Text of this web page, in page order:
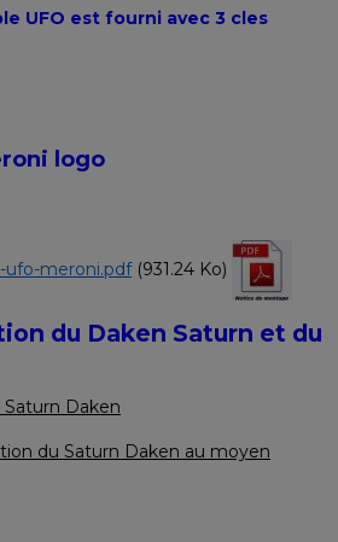
UFO est fourni avec 3 cles
meroni.pdf(931.24 Ko)
du Daken Saturn et du
Daken
du Saturn Daken au moyen